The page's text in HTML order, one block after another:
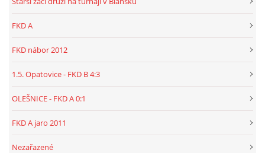
FKD A
FKD nábor 2012
1.5. Opatovice - FKD B 4:3
OLEŠNICE - FKD A 0:1
FKD A jaro 2011
Nezařazené